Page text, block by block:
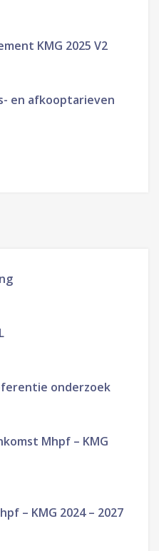
KMG 2025 V2
en afkooptarieven
onderzoek
Mhpf – KMG
– KMG 2024 – 2027